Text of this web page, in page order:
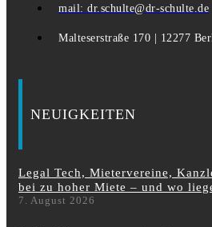
mail: dr.schulte@dr-schulte.de
Malteserstraße 170 | 12277
NEUIGKEITEN
Legal Tech, Mietervereine,
bei zu hoher Miete – und wo
7. August 2026